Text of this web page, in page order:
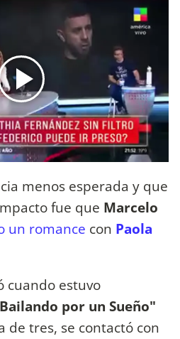
menos esperada y que
fue que Marcelo
un romance con Paola
cuando estuvo
Bailando por un Sueño"
de tres, se contactó con